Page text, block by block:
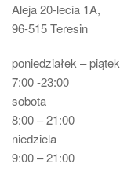
Aleja 20-lecia 1A,
96-515 Teresin
poniedziałek – piątek
7:00 -23:00
sobota
8:00 – 21:00
niedziela
9:00 – 21:00